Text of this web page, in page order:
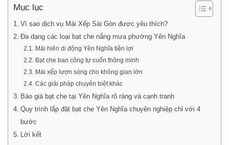
Mục lục
Vì sao dịch vụ Mái Xếp Sài Gòn được yêu thích?
Đa dạng các loại bạt che nắng mưa phường Yên Nghĩa
Mái hiên di động Yên Nghĩa tiện lợi
Bạt che ban công tự cuốn thông minh
Mái xếp lượn sóng cho không gian lớn
Các giải pháp chuyên biệt khác
Báo giá bạt che tại Yên Nghĩa rõ ràng và cạnh tranh
Quy trình lắp đặt bạt che Yên Nghĩa chuyên nghiệp chỉ với 4
bước
Lời kết